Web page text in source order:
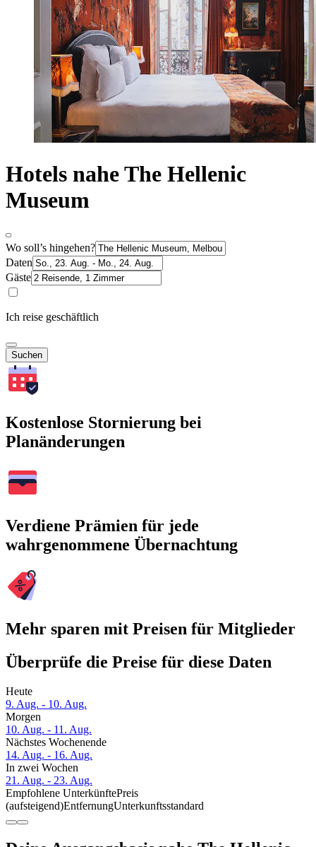
Hotels nahe The Hellenic
Museum
Wo soll’s hingehen?
Daten
Gäste
Ich reise geschäftlich
Suchen
Kostenlose Stornierung bei
Planänderungen
Verdiene Prämien für jede
wahrgenommene Übernachtung
Mehr sparen mit Preisen für Mitglieder
Überprüfe die Preise für diese Daten
Heute
9. Aug. - 10. Aug.
Morgen
10. Aug. - 11. Aug.
Nächstes Wochenende
14. Aug. - 16. Aug.
In zwei Wochen
21. Aug. - 23. Aug.
Empfohlene UnterkünftePreis
(aufsteigend)EntfernungUnterkunftsstandard